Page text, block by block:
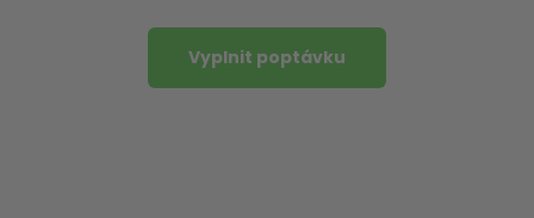
Vyplnit poptávku